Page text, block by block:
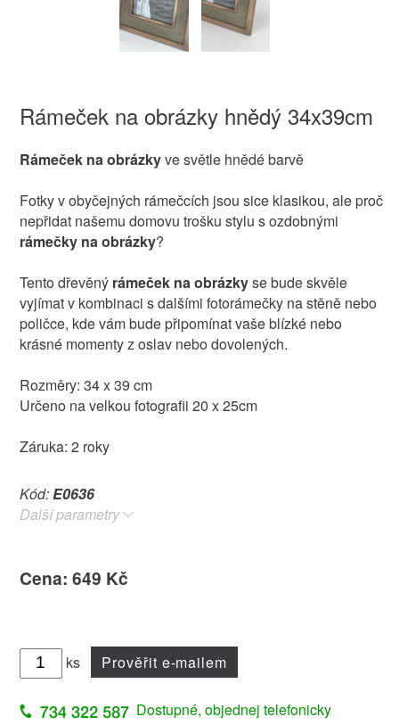
Rámeček na obrázky hnědý 34x39cm
Rámeček na obrázkyve světle hnědé barvě
Fotky v obyčejných rámečcích jsou sice klasikou, ale proč
nepřidat našemu domovu trošku stylu s ozdobnými
rámečky na obrázky?
Tento dřevěný rámeček na obrázkyse bude skvěle
vyjímat v kombinaci s dalšími fotorámečky na stěně nebo
poličce, kde vám bude připomínat vaše blízké nebo
krásné momenty z oslav nebo dovolených.
Rozměry: 34 x 39 cm
Určeno na velkou fotografii 20 x 25cm
Záruka: 2 roky
Kód:E0636
Další parametry
Cena: 649 Kč
ks Prověřit e-mailem
Dostupné, objednej telefonicky